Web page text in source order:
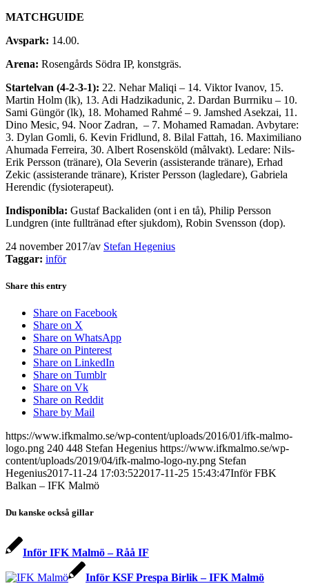
MATCHGUIDE
Avspark: 14.00.
Arena: Rosengårds Södra IP, konstgräs.
Startelvan (4-2-3-1): 22. Nehar Maliqi – 14. Viktor Ivanov, 15.
Martin Holm (lk), 13. Adi Hadzikadunic, 2. Dardan Burrniku – 10.
Sami Güngör (lk), 18. Mohamed Rahmé – 9. Jamshed Asekzai, 11.
Dino Mesic, 94. Noor Zadran, – 7. Mohamed Ramadan. Avbytare:
3. Dylan Gomli, 6. Kevin Fridlund, 8. Bilal Fattah, 16. Maximiliano
Ahumada Ferreira, 30. Albert Rosensköld (målvakt). Ledare: Nils-
Erik Persson (tränare), Ola Severin (assisterande tränare), Erhad
Zekic (assisterande tränare), Krister Persson (lagledare), Gabriela
Herendic (fysioterapeut).
Indisponibla: Gustaf Backaliden (ont i en tå), Philip Persson
Lundgren (inte fulltränad efter sjukdom), Robin Svensson (dop).
24 november 2017/av Stefan Hegenius
Taggar: inför
Share this entry
Share on Facebook
Share on X
Share on WhatsApp
Share on Pinterest
Share on LinkedIn
Share on Tumblr
Share on Vk
Share on Reddit
Share by Mail
https://www.ifkmalmo.se/wp-content/uploads/2016/01/ifk-malmo-
logo.png 240 448 Stefan Hegenius https://www.ifkmalmo.se/wp-
content/uploads/2019/04/ifk-malmo-logo-ny.png Stefan
Hegenius2017-11-24 17:03:522017-11-25 15:43:47Inför FBK
Balkan – IFK Malmö
Du kanske också gillar
Inför IFK Malmö – Råå IF
Inför KSF Prespa Birlik – IFK Malmö